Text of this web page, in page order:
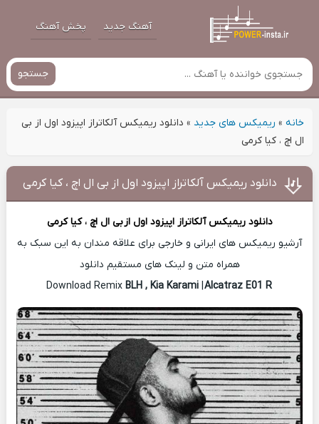
آهنگ جدید پخش آهنگ
جستجو
خانه» ریمیکس های جدید » دانلود ریمیکس آلکاتراز اپیزود اول از بی
ال اچ ، کیا کرمی
دانلود ریمیکس آلکاتراز اپیزود اول از بی ال اچ ، کیا کرمی
دانلود ریمیکس آلکاتراز اپیزود اول ازبی ال اچ ، کیا کرمی
آرشیو ریمیکس های ایرانی و خارجی برای علاقه مندان به این سبک به
همراه متن و لینک های مستقیم دانلود
BLH , Kia Karami |Alcatraz E01 R